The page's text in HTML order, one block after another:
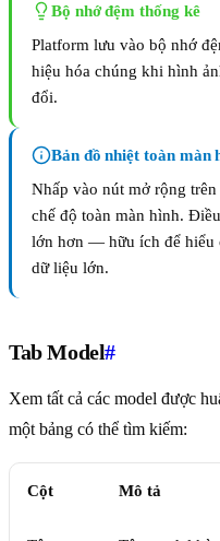
Bộ nhớ đệm thống kê
Platform lưu vào bộ nhớ
hiệu hóa chúng khi hình
đổi.
Bản đồ nhiệt toàn màn
Nhấp vào nút mở rộng
chế độ toàn màn hình.
lớn hơn — hữu ích để hiểu
dữ liệu lớn.
Tab Model#
Xem tất cả các model được
một bảng có thể tìm kiếm:
Cột Mô tả